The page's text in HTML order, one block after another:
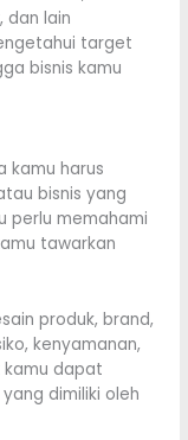
dan lain
target
bisnis kamu
kamu harus
bisnis yang
perlu memahami
tawarkan
produk, brand,
kenyamanan,
dapat
dimiliki oleh